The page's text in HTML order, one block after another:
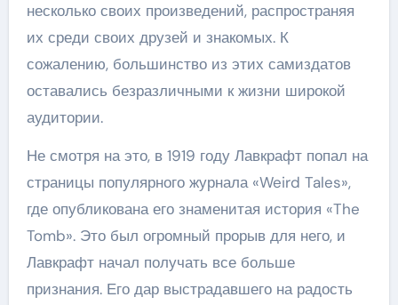
несколько своих произведений, распространяя
их среди своих друзей и знакомых. К
сожалению, большинство из этих самиздатов
оставались безразличными к жизни широкой
аудитории.
Не смотря на это, в 1919 году Лавкрафт попал на
страницы популярного журнала «Weird Tales»,
где опубликована его знаменитая история «The
Tomb». Это был огромный прорыв для него, и
Лавкрафт начал получать все больше
признания. Его дар выстрадавшего на радость